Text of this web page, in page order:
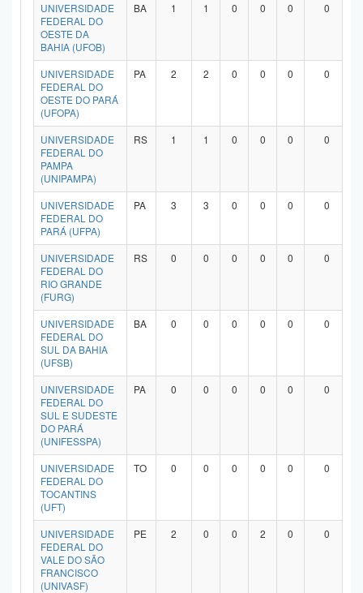
UNIVERSIDADE
FEDERAL DO
OESTE DA
BAHIA (UFOB)
BA 1 1 0 0 0 0
UNIVERSIDADE
FEDERAL DO
OESTE DO PARÁ
(UFOPA)
PA 2 2 0 0 0 0
UNIVERSIDADE
FEDERAL DO
PAMPA
(UNIPAMPA)
RS 1 1 0 0 0 0
UNIVERSIDADE
FEDERAL DO
PARÁ (UFPA)
PA 3 3 0 0 0 0
UNIVERSIDADE
FEDERAL DO
RIO GRANDE
(FURG)
RS 0 0 0 0 0 0
UNIVERSIDADE
FEDERAL DO
SUL DA BAHIA
(UFSB)
BA 0 0 0 0 0 0
UNIVERSIDADE
FEDERAL DO
SUL E SUDESTE
DO PARÁ
(UNIFESSPA)
PA 0 0 0 0 0 0
UNIVERSIDADE
FEDERAL DO
TOCANTINS
(UFT)
TO 0 0 0 0 0 0
UNIVERSIDADE
FEDERAL DO
VALE DO SÃO
FRANCISCO
(UNIVASF)
PE 2 0 0 2 0 0